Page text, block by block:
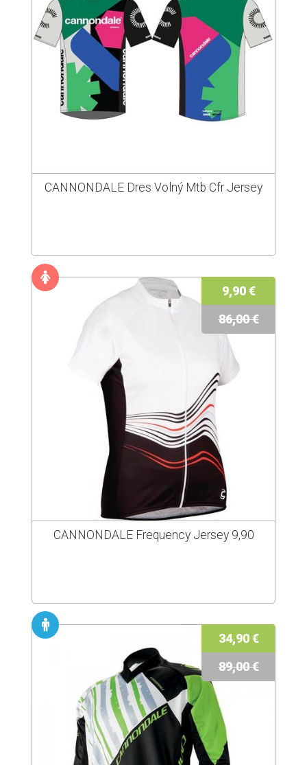
CANNONDALE Dres Volný Mtb Cfr Jersey
9,90 €
86,00 €
CANNONDALE Frequency Jersey 9,90
34,90 €
89,00 €